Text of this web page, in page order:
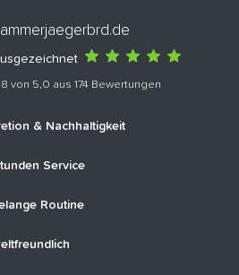
von 5,0 aus 174 Bewertungen
& Nachhaltigkeit
Service
Routine